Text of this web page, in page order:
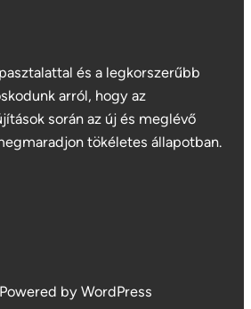
és a legkorszerűbb
arról, hogy az
során az új és meglévő
tökéletes állapotban.
Powered by WordPress